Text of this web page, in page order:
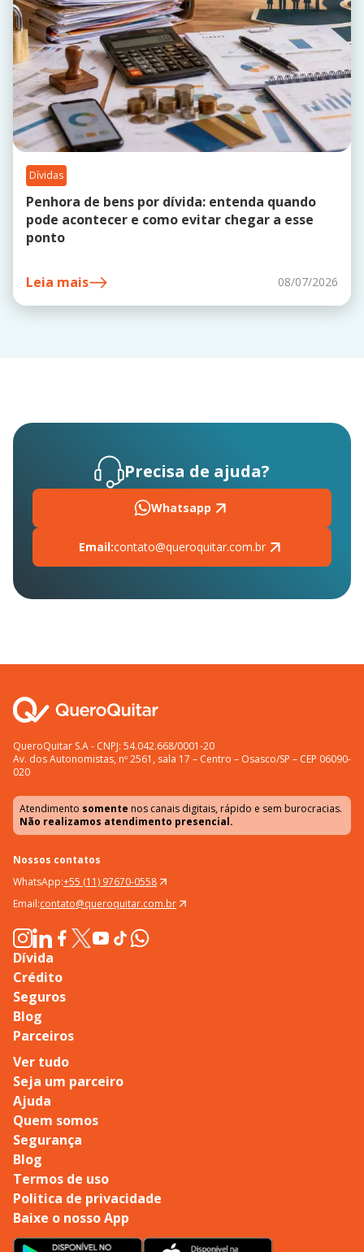
Dívidas
Penhora de bens por dívida: entenda quando
pode acontecer e como evitar chegar a esse
ponto
Leia mais 08/07/2026
Precisa de ajuda?
Whatsapp
Email:contato@queroquitar.com.br
QueroQuitar S.A - CNPJ: 54.042.668/0001-20
Av. dos Autonomistas, nº 2561, sala 17 – Centro – Osasco/SP – CEP 06090-
020
Atendimento somente nos canais digitais, rápido e sem burocracias.
Não realizamos atendimento presencial.
Nossos contatos
WhatsApp:+55 (11) 97670-0558
Email:contato@queroquitar.com.br
Dívida
Crédito
Seguros
Blog
Parceiros
Ver tudo
Seja um parceiro
Ajuda
Quem somos
Segurança
Blog
Termos de uso
Politica de privacidade
Baixe o nosso App